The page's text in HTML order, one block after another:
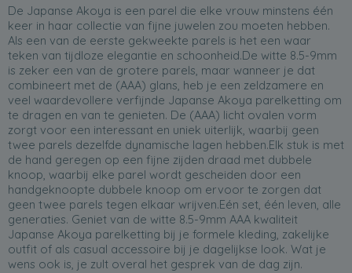
De Japanse Akoya is een parel die elke vrouw minstens één
keer in haar collectie van fijne juwelen zou moeten hebben.
Als een van de eerste gekweekte parels is het een waar
teken van tijdloze elegantie en schoonheid.De witte 8.5-9mm
is zeker een van de grotere parels, maar wanneer je dat
combineert met de (AAA) glans, heb je een zeldzamere en
veel waardevollere verfijnde Japanse Akoya parelketting om
te dragen en van te genieten. De (AAA) licht ovalen vorm
zorgt voor een interessant en uniek uiterlijk, waarbij geen
twee parels dezelfde dynamische lagen hebben.Elk stuk is met
de hand geregen op een fijne zijden draad met dubbele
knoop, waarbij elke parel wordt gescheiden door een
handgeknoopte dubbele knoop om ervoor te zorgen dat
geen twee parels tegen elkaar wrijven.Eén set, één leven, alle
generaties. Geniet van de witte 8.5-9mm AAA kwaliteit
Japanse Akoya parelketting bij je formele kleding, zakelijke
outfit of als casual accessoire bij je dagelijkse look. Wat je
wens ook is, je zult overal het gesprek van de dag zijn.